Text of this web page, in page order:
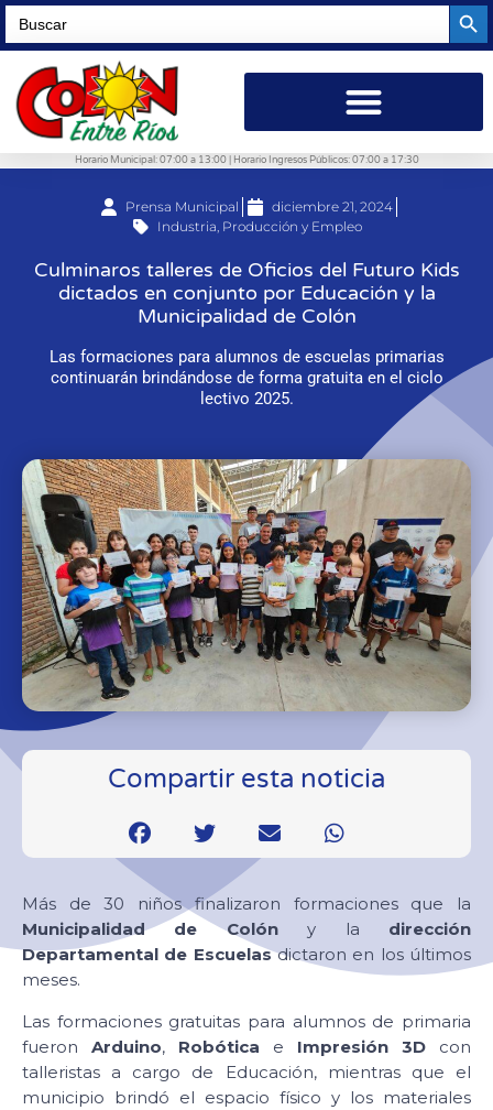
Search
for:
Horario Municipal: 07:00 a 13:00 | Horario Ingresos Públicos: 07:00 a 17:30
Prensa Municipal
diciembre 21, 2024
Industria, Producción y Empleo
Culminaros talleres de Oficios del Futuro Kids
dictados en conjunto por Educación y la
Municipalidad de Colón
Las formaciones para alumnos de escuelas primarias
continuarán brindándose de forma gratuita en el ciclo
lectivo 2025.
Compartir esta noticia
Más de 30 niños finalizaron formaciones que la
Municipalidad de Colóny la dirección
Departamental de Escuelasdictaron en los últimos
meses.
Las formaciones gratuitas para alumnos de primaria
fueron Arduino, Robótica e Impresión 3D con
talleristas a cargo de Educación, mientras que el
municipio brindó el espacio físico y los materiales